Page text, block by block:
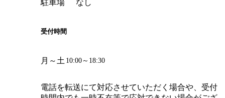
駐車場 なし
受付時間
月～土 10:00～18:30
電話を転送にて対応させていただく場合や、受付